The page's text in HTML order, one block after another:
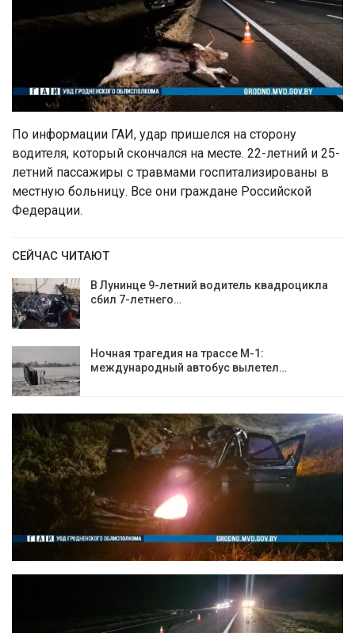
По информации ГАИ, удар пришелся на сторону
водителя, который скончался на месте. 22-летний и 25-
летний пассажиры с травмами госпитализированы в
местную больницу. Все они граждане Российской
Федерации.
СЕЙЧАС ЧИТАЮТ
В Лунинце 9-летний водитель квадроцикла
сбил 7-летнего…
Ночная трагедия на трассе М-1:
международный автобус вылетел…